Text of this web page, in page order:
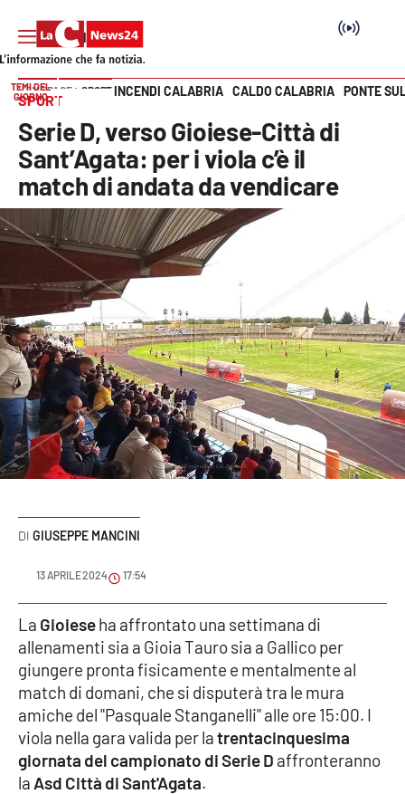
SEZIONI
Cronaca
Politica
Attualità
Economia e lavoro
Italia Mondo
Sanità
Sport
Meteo
Editoriali
VIDEO
Ambiente
Vai
TEMI DEL
GIORNO
INCENDI CALABRIA CALDO CALABRIA PONTE
HOME PAGE SPORT
SPORT
Serie D, verso Gioiese-Città di
Sant’Agata: per i viola c’è il
match di andata da vendicare
GIUSEPPE MANCINI
13 APRILE 2024 17:54
La Gioieseha affrontato una settimana di
allenamenti sia a Gioia Tauro sia a Gallico per
giungere pronta fisicamente e mentalmente al
match di domani, che si disputerà tra le mura
amiche del "Pasquale Stanganelli" alle ore 15:00. I
viola nella gara valida per latrentacinquesima
giornata del campionato di Serie D affronteranno
la Asd Città di Sant'Agata.